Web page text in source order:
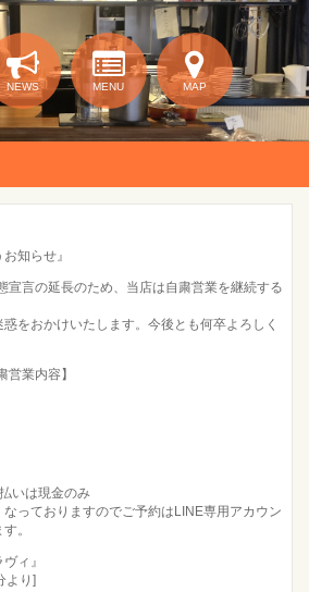
NEWS MENU MAP
知らせ』
宣言の延長のため、当店は自粛営業を継続する
をおかけいたします。今後とも何卒よろしく
営業内容】
いは現金のみ
っておりますのでご予約はLINE専用アカウン
。
ィ』
より]